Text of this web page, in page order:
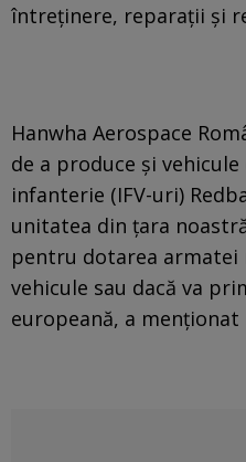
întreținere, reparații și
Hanwha Aerospace
de a produce și
infanterie (IFV-uri)
unitatea din țara
pentru dotarea armatei
vehicule sau dacă va
europeană, a menționat